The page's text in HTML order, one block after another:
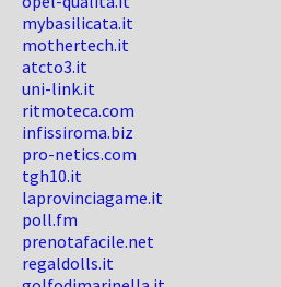
mybasilicata.it
mothertech.it
atcto3.it
uni-link.it
ritmoteca.com
infissiroma.biz
pro-netics.com
tgh10.it
laprovinciagame.it
poll.fm
prenotafacile.net
regaldolls.it